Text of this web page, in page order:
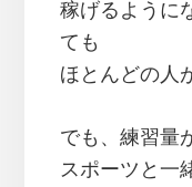
稼げるように
ても
ほとんどの人
でも、練習量
スポーツと一